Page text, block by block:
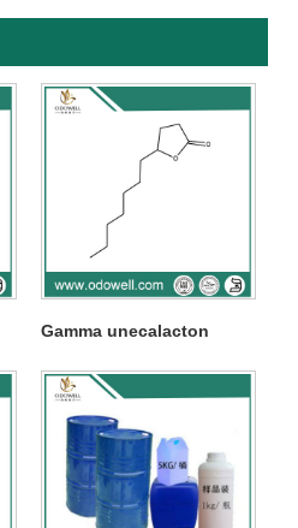
Gamma unecalacton